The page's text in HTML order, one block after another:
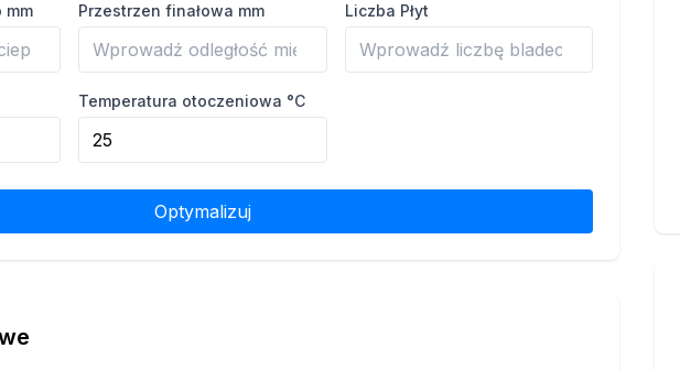
mm Przestrzen finałowa mm Liczba Płyt
Temperatura otoczeniowa °C
Optymalizuj